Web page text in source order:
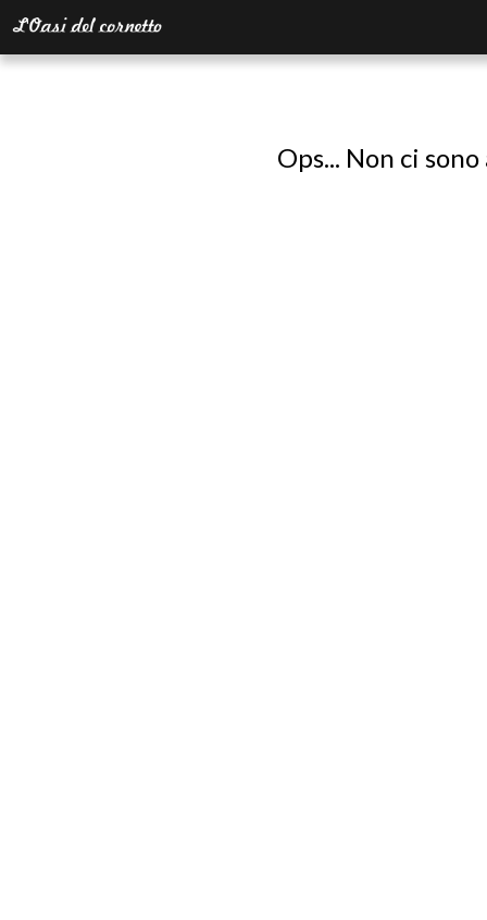
Ops... Non ci